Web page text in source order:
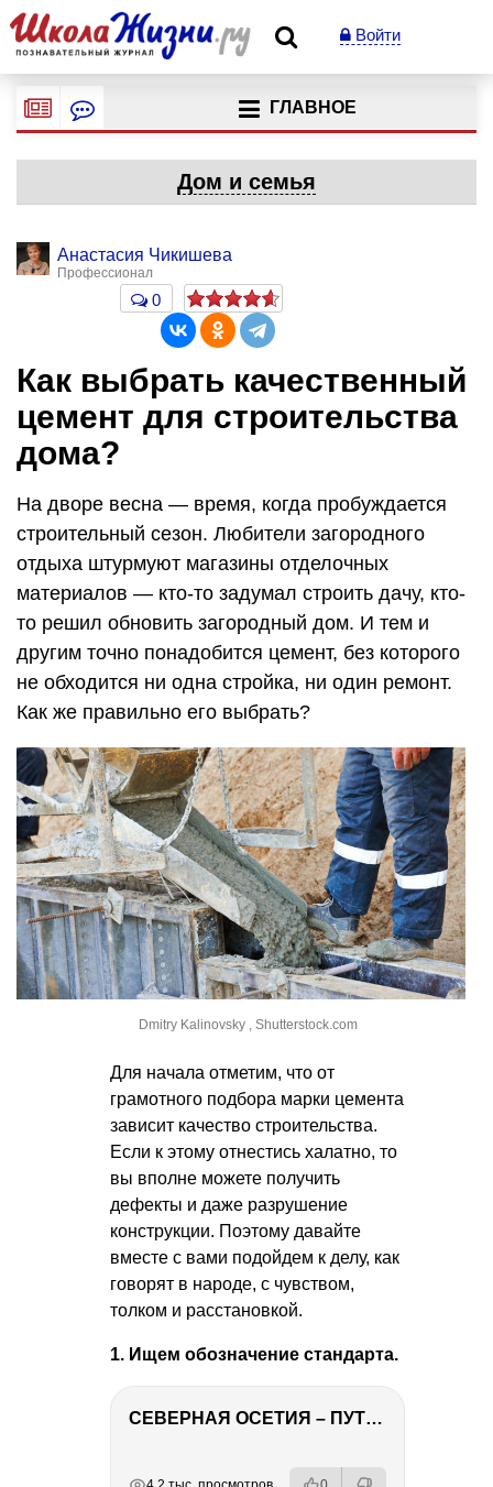
Войти
ГЛАВНОЕ
Дом и семья
Анастасия Чикишева
Профессионал
0
Как выбрать качественный
цемент для строительства
дома?
На дворе весна — время, когда пробуждается
строительный сезон. Любители загородного
отдыха штурмуют магазины отделочных
материалов — кто-то задумал строить дачу, кто-
то решил обновить загородный дом. И тем и
другим точно понадобится цемент, без которого
не обходится ни одна стройка, ни один ремонт.
Как же правильно его выбрать?
Dmitry Kalinovsky , Shutterstock.com
Для начала отметим, что от
грамотного подбора марки цемента
зависит качество строительства.
Если к этому отнестись халатно, то
вы вполне можете получить
дефекты и даже разрушение
конструкции. Поэтому давайте
вместе с вами подойдем к делу, как
говорят в народе, с чувством,
толком и расстановкой.
1. Ищем обозначение стандарта.
СЕВЕРНАЯ ОСЕТИЯ – ПУТЕШЕСТВИЕ НА КАВКАЗ часть 4